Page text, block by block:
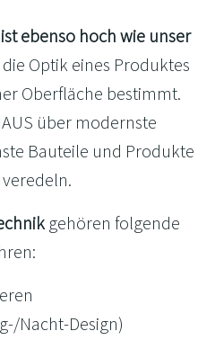
ebenso hoch wie unser
Optik eines Produktes
Oberfläche bestimmt.
über modernste
Bauteile und Produkte
gehören folgende
Nacht-Design)